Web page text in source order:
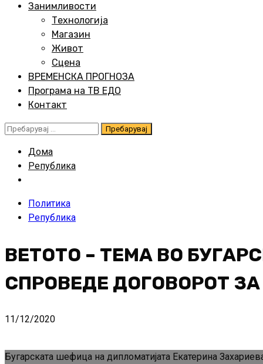
Занимливости
Технологија
Магазин
Живот
Сцена
ВРЕМЕНСКА ПРОГНОЗА
Програма на ТВ ЕДО
Контакт
Пребарувај
Дома
Република
Политика
Република
ВЕТОТО – ТЕМА ВО
СПРОВЕДЕ ДОГОВОРОТ
11/12/2020
Бугарската шефица на дипломатијата Екатерина